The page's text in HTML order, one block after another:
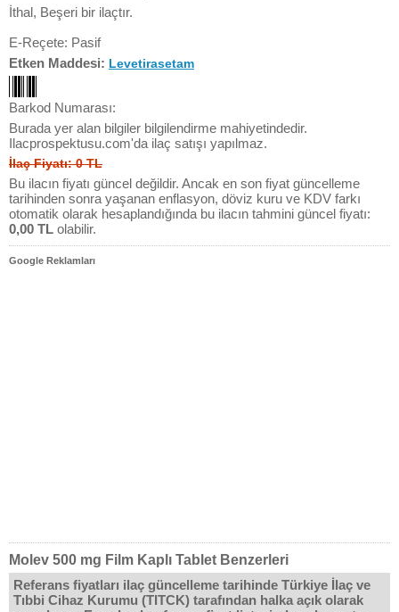
İthal, Beşeri bir ilaçtır.
E-Reçete: Pasif
Etken Maddesi: Levetirasetam
Barkod Numarası:
Burada yer alan bilgiler bilgilendirme mahiyetindedir.
Ilacprospektusu.com'da ilaç satışı yapılmaz.
İlaç Fiyatı: 0 TL
Bu ilacın fiyatı güncel değildir. Ancak en son fiyat güncelleme
tarihinden sonra yaşanan enflasyon, döviz kuru ve KDV farkı
otomatik olarak hesaplandığında bu ilacın tahmini güncel fiyatı:
0,00 TL olabilir.
Google Reklamları
Molev 500 mg Film Kaplı Tablet Benzerleri
Referans fiyatları ilaç güncelleme tarihinde Türkiye İlaç ve
Tıbbi Cihaz Kurumu (TITCK) tarafından halka açık olarak